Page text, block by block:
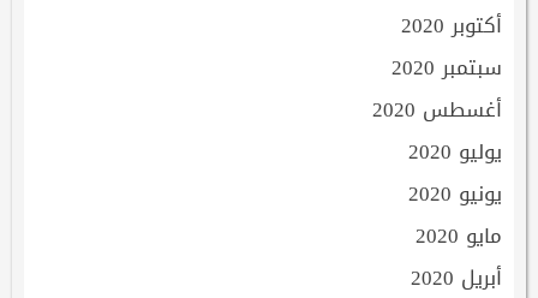
أكتوبر 2020
سبتمبر 2020
أغسطس 2020
يوليو 2020
يونيو 2020
مايو 2020
أبريل 2020